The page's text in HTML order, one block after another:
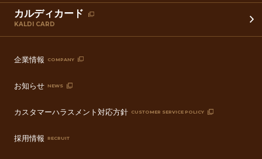
カルディカード
KALDI CARD
企業情報 COMPANY
お知らせ NEWS
カスタマーハラスメント対応方針 CUSTOMER SERVICE POLICY
採用情報 RECRUIT